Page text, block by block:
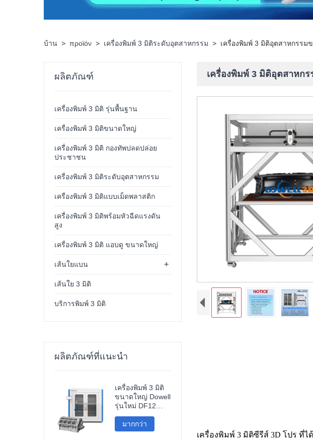
บ้าน > προϊόν > เครื่องพิมพ์ 3 มิติระดับอุตสาหกรรม > เครื่องพิมพ์ 3 มิติอุตสาหกรรม
เครื่องพิมพ์ 3 มิติอุตสาหก
เครื่องพิมพ์ 3 มิติซีรีส์ 3D โปร ที่
ผลิตภัณฑ์
เครื่องพิมพ์ 3 มิติ รุ่นพื้นฐาน
เครื่องพิมพ์ 3 มิติขนาดใหญ่
เครื่องพิมพ์ 3 มิติ กองทัพปลดปล่อย
ประชาชน
เครื่องพิมพ์ 3 มิติระดับอุตสาหกรรม
เครื่องพิมพ์ 3 มิติแบบเม็ดพลาสติก
เครื่องพิมพ์ 3 มิติพร้อมหัวฉีดแรงดัน
สูง
เครื่องพิมพ์ 3 มิติ แอบดู ขนาดใหญ่
+
เส้นใยแบน
เส้นใย 3 มิติ
บริการพิมพ์ 3 มิติ
ผลิตภัณฑ์ที่แนะนำ
เครื่องพิมพ์ 3 มิติ
ขนาดใหญ่ Dowell
รุ่นใหม่ DF12
เครื่องพิมพ์ความ
แม่นยำสูงสำหรับ
อุตสาหกรรม
มากกว่า